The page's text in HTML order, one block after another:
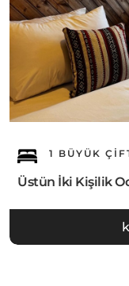
1 BÜYÜK
Üstün İki Kişilik